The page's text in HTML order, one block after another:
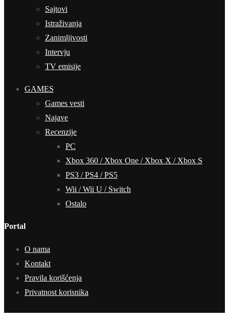
Sajtovi
Istraživanja
Zanimljivosti
Intervju
TV emisije
GAMES
Games vesti
Najave
Recenzije
PC
Xbox 360 / Xbox One / Xbox X / Xbox S
PS3 / PS4 / PS5
Wii / Wii U / Switch
Ostalo
Portal
O nama
Kontakt
Pravila korišćenja
Privatnost korisnika